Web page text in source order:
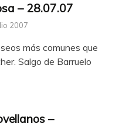
– 28.07.07
2007
más comunes que
Salgo de Barruelo
–